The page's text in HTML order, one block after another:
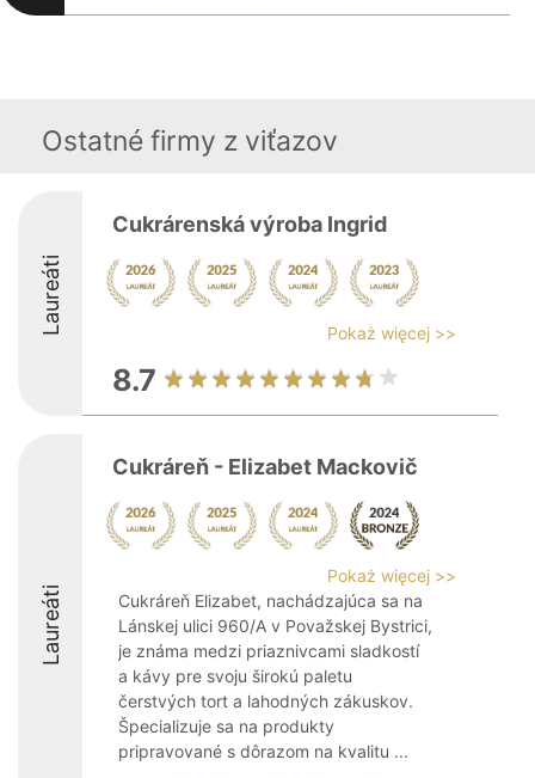
Ostatné firmy z viťazov
Laureáti
Cukrárenská výroba Ingrid
Pokaż więcej >>
8.7
Laureáti
Cukráreň - Elizabet Mackovič
Pokaż więcej >>
Cukráreň Elizabet, nachádzajúca sa na
Lánskej ulici 960/A v Považskej Bystrici,
je známa medzi priaznivcami sladkostí
a kávy pre svoju širokú paletu
čerstvých tort a lahodných zákuskov.
Špecializuje sa na produkty
pripravované s dôrazom na kvalitu ...